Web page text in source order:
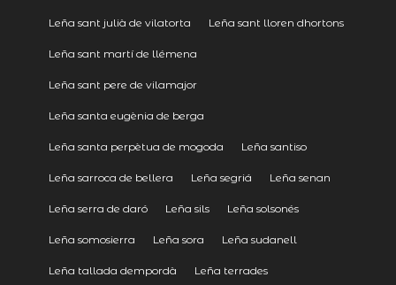
Leña sant julià de vilatorta Leña sant lloren dhortons
Leña sant martí de llémena
Leña sant pere de vilamajor
Leña santa eugènia de berga
Leña santa perpètua de mogoda Leña santiso
Leña sarroca de bellera Leña segriá Leña senan
Leña serra de daró Leña sils Leña solsonés
Leña somosierra Leña sora Leña sudanell
Leña tallada dempordà Leña terrades